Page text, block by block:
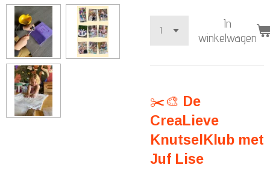
In
winkelwagen
✂️🎨 De
CreaLieve
KnutselKlub met
Juf Lise